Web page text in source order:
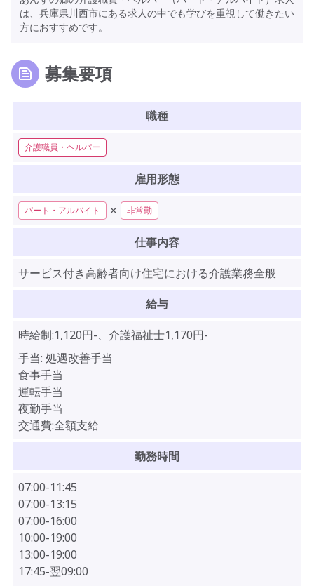
は、兵庫県川西市にある求人の中でも学びを重視して働きたい
方におすすめです。
募集要項
職種
介護職員・ヘルパー
雇用形態
パート・アルバイト ✕ 非常勤
仕事内容
サービス付き高齢者向け住宅における介護業務全般
給与
時給制:1,120円-、介護福祉士1,170円-
手当: 処遇改善手当
食事手当
運転手当
夜勤手当
交通費:全額支給
勤務時間
07:00-11:45
07:00-13:15
07:00-16:00
10:00-19:00
13:00-19:00
17:45-翌09:00